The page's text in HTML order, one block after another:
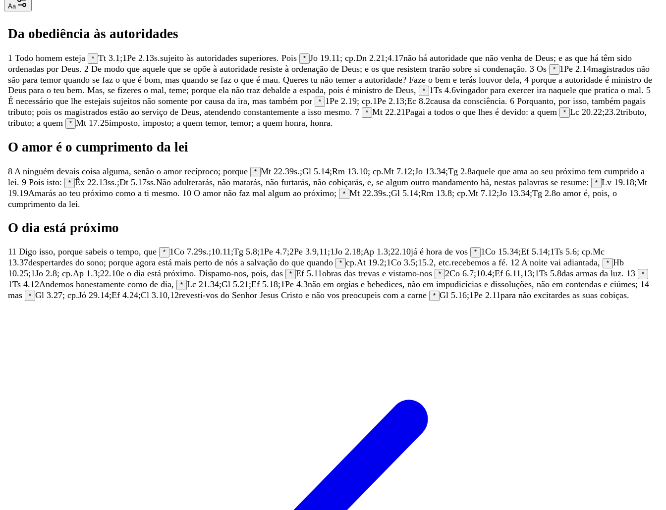
Aa
Da obediência às autoridades
1 Todo homem esteja * Tt 3.1 ;1Pe 2.13s.sujeito às autoridades superiores. Pois * Jo 19.11 ; cp.Dn 2.21 ;4.17não há autoridade que não venha de Deus; e as que há têm sido
ordenadas por Deus. 2 De modo que aquele que se opõe à autoridade resiste à ordenação de Deus; e os que resistem trarão sobre si condenação. 3 Os * 1Pe 2.14magistrados não
são para temor quando se faz o que é bom, mas quando se faz o que é mau. Queres tu não temer a autoridade? Faze o bem e terás louvor dela, 4 porque a autoridade é ministro de
Deus para o teu bem. Mas, se fizeres o mal, teme; porque ela não traz debalde a espada, pois é ministro de Deus, * 1Ts 4.6vingador para exercer ira naquele que pratica o mal. 5
É necessário que lhe estejais sujeitos não somente por causa da ira, mas também por * 1Pe 2.19; cp.1Pe 2.13;Ec 8.2causa da consciência. 6 Porquanto, por isso, também pagais
tributo; pois os magistrados estão ao serviço de Deus, atendendo constantemente a isso mesmo. 7 * Mt 22.21Pagai a todos o que lhes é devido: a quem * Lc 20.22;23.2tributo,
tributo; a quem * Mt 17.25imposto, imposto; a quem temor, temor; a quem honra, honra.
O amor é o cumprimento da lei
8 A ninguém devais coisa alguma, senão o amor recíproco; porque * Mt 22.39s.;Gl 5.14;Rm 13.10; cp.Mt 7.12;Jo 13.34;Tg 2.8aquele que ama ao seu próximo tem cumprido a
lei. 9 Pois isto: * Êx 22.13ss.;Dt 5.17ss.Não adulterarás, não matarás, não furtarás, não cobiçarás, e, se algum outro mandamento há, nestas palavras se resume: * Lv 19.18;Mt
19.19Amarás ao teu próximo como a ti mesmo. 10 O amor não faz mal algum ao próximo; * Mt 22.39s.;Gl 5.14;Rm 13.8; cp.Mt 7.12;Jo 13.34;Tg 2.8o amor é, pois, o
cumprimento da lei.
O dia está próximo
11 Digo isso, porque sabeis o tempo, que * 1Co 7.29s.;10.11;Tg 5.8;1Pe 4.7;2Pe 3.9,11;1Jo 2.18;Ap 1.3;22.10já é hora de vos * 1Co 15.34;Ef 5.14;1Ts 5.6; cp.Mc
13.37despertardes do sono; porque agora está mais perto de nós a salvação do que quando * cp.At 19.2;1Co 3.5;15.2, etc.recebemos a fé. 12 A noite vai adiantada, * Hb
10.25;1Jo 2.8; cp.Ap 1.3;22.10e o dia está próximo. Dispamo-nos, pois, das * Ef 5.11obras das trevas e vistamo-nos * 2Co 6.7;10.4;Ef 6.11,13;1Ts 5.8das armas da luz. 13 *
1Ts 4.12Andemos honestamente como de dia, * Lc 21.34;Gl 5.21;Ef 5.18;1Pe 4.3não em orgias e bebedices, não em impudicícias e dissoluções, não em contendas e ciúmes; 14
mas
* Gl 3.27; cp.Jó 29.14;Ef 4.24;Cl 3.10,12revesti-vos do Senhor Jesus Cristo e não vos preocupeis com a carne * Gl 5.16;1Pe 2.11para não excitardes as suas cobiças.